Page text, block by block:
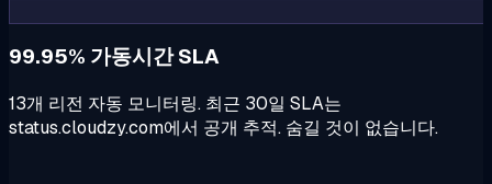
99.95% 가동시간 SLA
13개 리전 자동 모니터링. 최근 30일 SLA는
status.cloudzy.com에서 공개 추적. 숨길 것이 없습니다.